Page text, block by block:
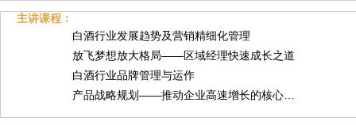
主讲课程：
白酒行业发展趋势及营销精细化管理
放飞梦想放大格局——区域经理快速成长之道
白酒行业品牌管理与运作
产品战略规划——推动企业高速增长的核心…